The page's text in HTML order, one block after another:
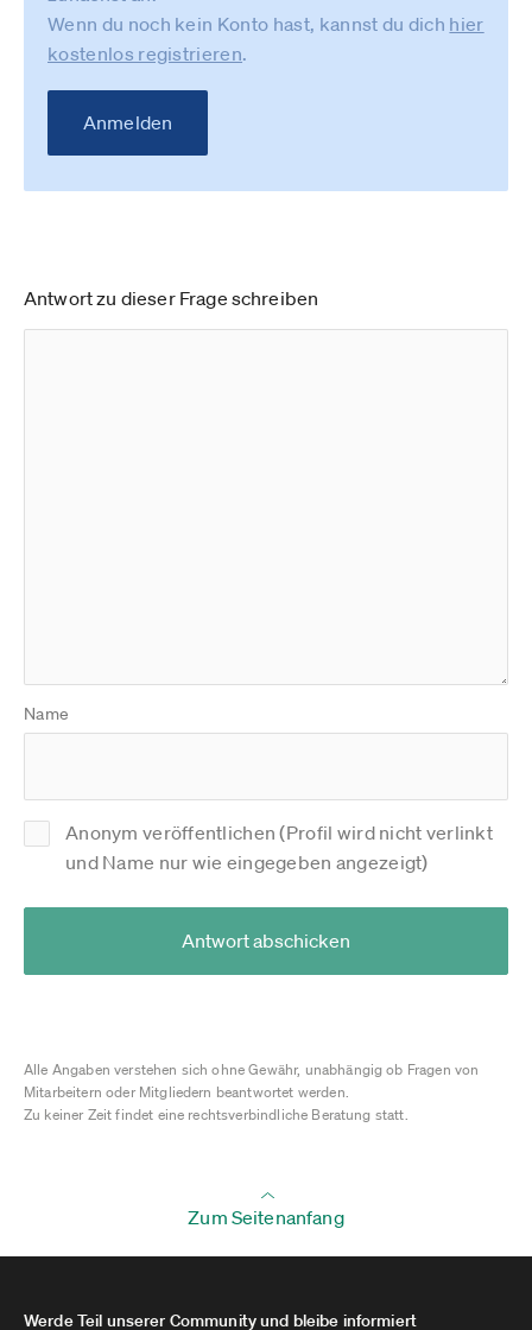
Wenn du noch kein Konto hast, kannst du dich hier
kostenlos registrieren.
Anmelden
Antwort zu dieser Frage schreiben
Name
Anonym veröffentlichen (Profil wird nicht verlinkt
und Name nur wie eingegeben angezeigt)
Antwort abschicken
Alle Angaben verstehen sich ohne Gewähr, unabhängig ob Fragen von
Mitarbeitern oder Mitgliedern beantwortet werden.
Zu keiner Zeit findet eine rechtsverbindliche Beratung statt.
Zum Seitenanfang
Werde Teil unserer Community und bleibe informiert